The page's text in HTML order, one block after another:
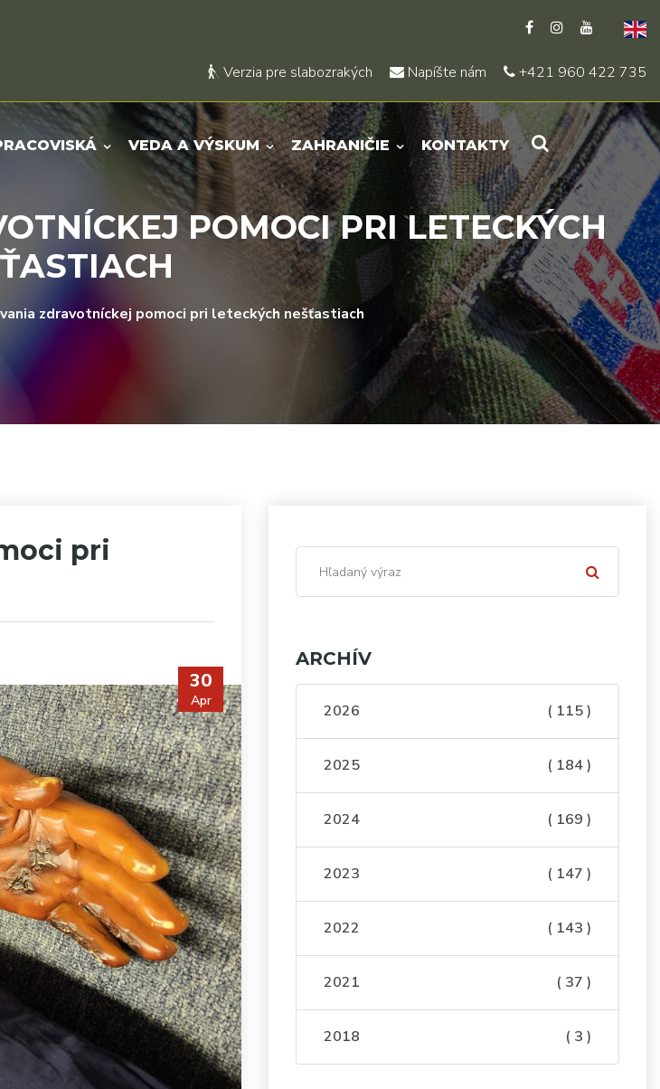
Verzia pre slabozrakých Napíšte nám +421 960 422 735
VEDA A VÝSKUM ZAHRANIČIE KONTAKTY
POMOCI PRI LETECKÝCH
zdravotníckej pomoci pri leteckých nešťastiach
pri
30
Apr
ARCHÍV
2026 ( 115 )
2025 ( 184 )
2024 ( 169 )
2023 ( 147 )
2022 ( 143 )
2021 ( 37 )
2018 ( 3 )